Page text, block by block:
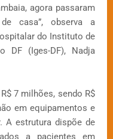
agora passaram
casa”, observa a
do Instituto de
DF (Iges-DF), Nadja
7 milhões, sendo R$
em equipamentos e
A estrutura dispõe de
a pacientes em